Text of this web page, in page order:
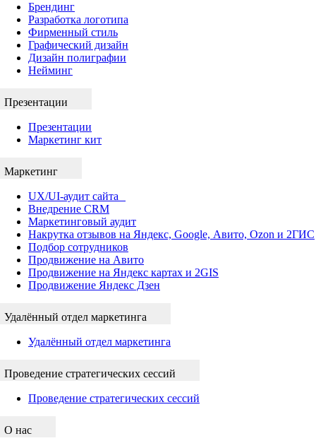
Брендинг
Разработка логотипа
Фирменный стиль
Графический дизайн
Дизайн полиграфии
Нейминг
Презентации
Презентации
Маркетинг кит
Маркетинг
UX/UI-аудит сайта
Внедрение CRM
Маркетинговый аудит
Накрутка отзывов на Яндекс, Google, Авито, Ozon и 2ГИС
Подбор сотрудников
Продвижение на Авито
Продвижение на Яндекс картах и 2GIS
Продвижение Яндекс Дзен
Удалённый отдел маркетинга
Удалённый отдел маркетинга
Проведение стратегических сессий
Проведение стратегических сессий
О нас